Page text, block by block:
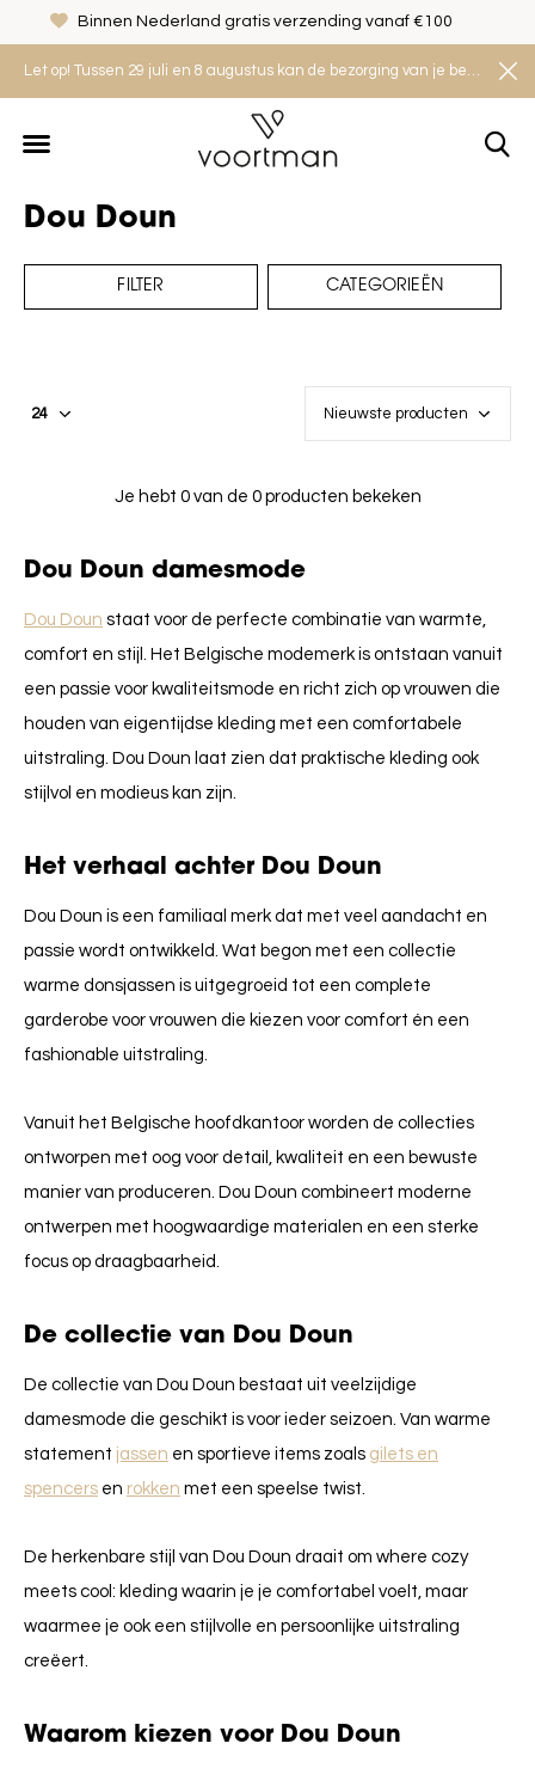
Let op! Tussen 29 juli en 8 augustus kan de bezorging van je bestelling iets langer duren. Houd rekening met een levertijd van 2 tot 4 werkdagen.
Binnen Nederland gratis verzending vanaf €100
Dou Doun
FILTER CATEGORIEËN
Je hebt 0 van de 0 producten bekeken
Dou Doun damesmode
Dou Doun staat voor de perfecte combinatie van warmte,
comfort en stijl. Het Belgische modemerk is ontstaan vanuit
een passie voor kwaliteitsmode en richt zich op vrouwen die
houden van eigentijdse kleding met een comfortabele
uitstraling. Dou Doun laat zien dat praktische kleding ook
stijlvol en modieus kan zijn.
Het verhaal achter Dou Doun
Dou Doun is een familiaal merk dat met veel aandacht en
passie wordt ontwikkeld. Wat begon met een collectie
warme donsjassen is uitgegroeid tot een complete
garderobe voor vrouwen die kiezen voor comfort én een
fashionable uitstraling.
Vanuit het Belgische hoofdkantoor worden de collecties
ontworpen met oog voor detail, kwaliteit en een bewuste
manier van produceren. Dou Doun combineert moderne
ontwerpen met hoogwaardige materialen en een sterke
focus op draagbaarheid.
De collectie van Dou Doun
De collectie van Dou Doun bestaat uit veelzijdige
damesmode die geschikt is voor ieder seizoen. Van warme
statement jassen en sportieve items zoals gilets en
spencers en rokken met een speelse twist.
De herkenbare stijl van Dou Doun draait om where cozy
meets cool : kleding waarin je je comfortabel voelt, maar
waarmee je ook een stijlvolle en persoonlijke uitstraling
creëert.
Waarom kiezen voor Dou Doun